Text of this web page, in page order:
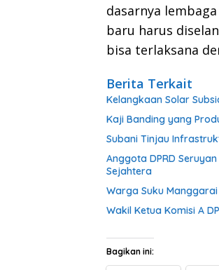
dasarnya
baru harus
bisa terlaksana
Berita Terkait
Kelangkaan Solar
Kaji Banding yang
Subani Tinjau
Anggota DPRD
Sejahtera
Warga Suku
Wakil Ketua Komisi A
Bagikan ini: